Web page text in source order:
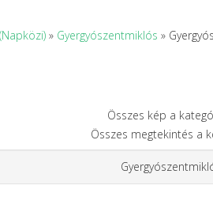
» Gyergyószentmiklós »
Összes kép a
Összes megtekintés a